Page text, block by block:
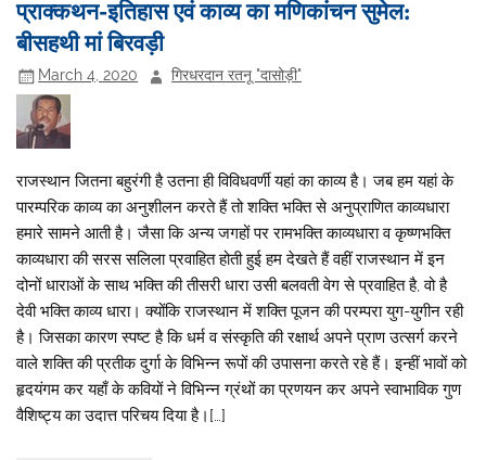
प्राक्कथन-इतिहास एवं काव्य का मणिकांचन सुमेल:
बीसहथी मां बिरवड़ी
March 4, 2020 गिरधरदान रतनू "दासोड़ी"
राजस्थान जितना बहुरंगी है उतना ही विविधवर्णी यहां का काव्य है। जब हम यहां के
पारम्परिक काव्य का अनुशीलन करते हैं तो शक्ति भक्ति से अनुप्राणित काव्यधारा
हमारे सामने आती है। जैसा कि अन्य जगहों पर रामभक्ति काव्यधारा व कृष्णभक्ति
काव्यधारा की सरस सलिला प्रवाहित होती हुई हम देखते हैं वहीं राजस्थान में इन
दोनों धाराओं के साथ भक्ति की तीसरी धारा उसी बलवती वेग से प्रवाहित है, वो है
देवी भक्ति काव्य धारा। क्योंकि राजस्थान में शक्ति पूजन की परम्परा युग-युगीन रही
है। जिसका कारण स्पष्ट है कि धर्म व संस्कृति की रक्षार्थ अपने प्राण उत्सर्ग करने
वाले शक्ति की प्रतीक दुर्गा के विभिन्न रूपों की उपासना करते रहे हैं। इन्हीं भावों को
हृदयंगम कर यहाँ के कवियों ने विभिन्न ग्रंथों का प्रणयन कर अपने स्वाभाविक गुण
वैशिष्ट्य का उदात्त परिचय दिया है।[…]